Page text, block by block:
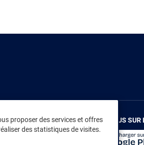
RENDEZ-VOUS SUR
proposer des services et offres
des statistiques de visites.